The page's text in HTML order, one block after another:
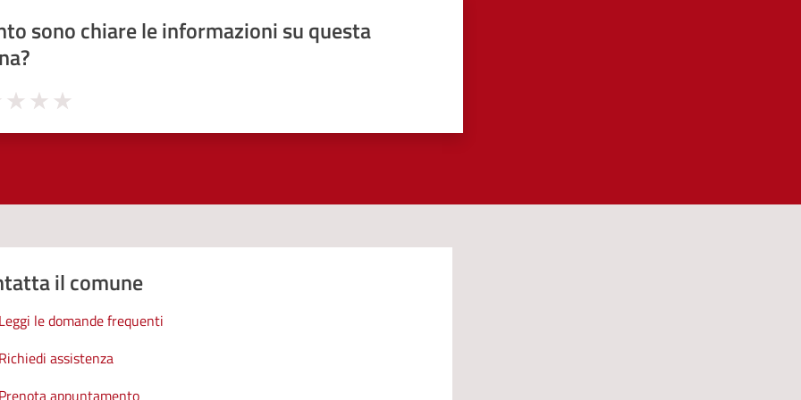
sono chiare le informazioni su questa
il comune
le domande frequenti
assistenza
appuntamento